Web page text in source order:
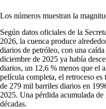
Los números muestran la
Según datos oficiales de la
2026, la cuenca produce
diarios de petróleo, con una
diciembre de 2025 ya había
diarios, un 12,6 % menos que el
película completa, el retroceso es
de 279 mil barriles diarios en
2025. Una pérdida acumulada de
décadas.